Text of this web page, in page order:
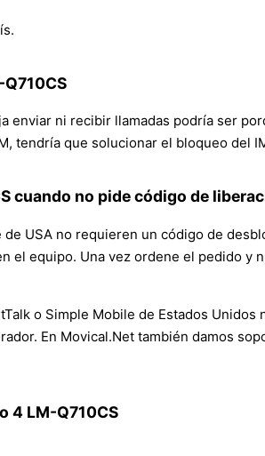
enviar ni recibir llamadas podría ser
tendría que solucionar el bloqueo del
cuando no pide código de
USA no requieren un código de
el equipo. Una vez ordene el pedido
o Simple Mobile de Estados
En Movical.Net también damos
4 LM-Q710CS